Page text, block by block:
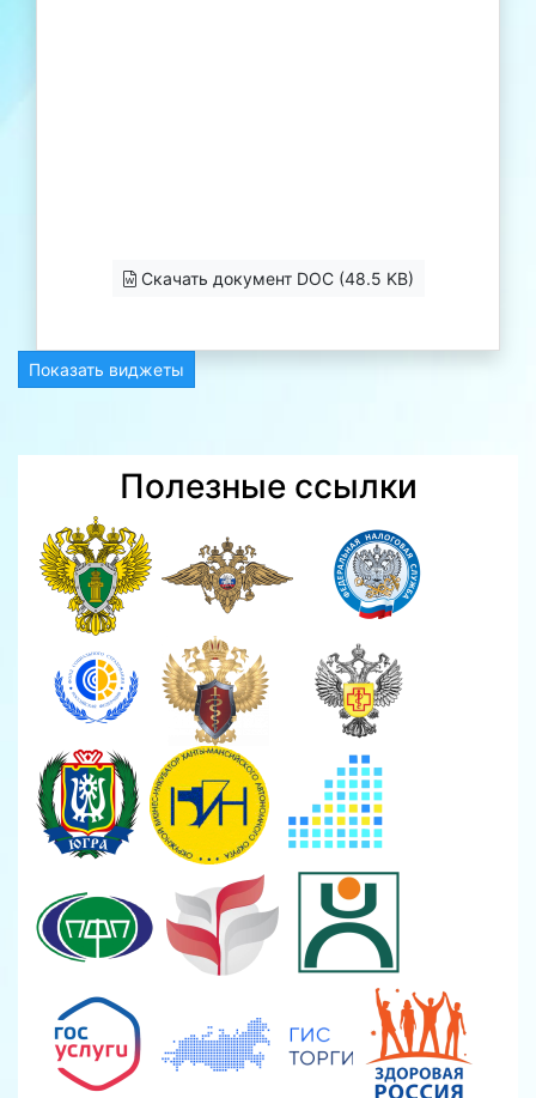
Скачать документ DOC (48.5 KB)
Показать виджеты
Полезные ссылки